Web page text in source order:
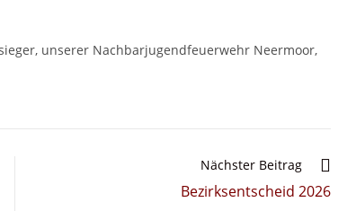
unserer Nachbarjugendfeuerwehr Neermoor,
Nächster Beitrag
Bezirksentscheid 2026